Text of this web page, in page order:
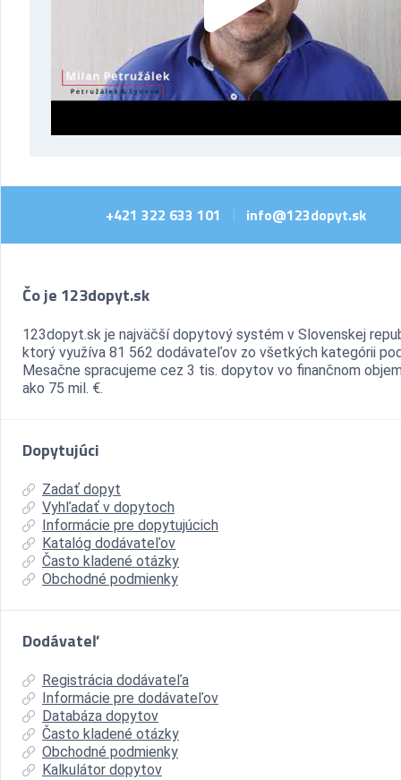
+421 322 633 101 info@123dopyt.sk
Čo je 123dopyt.sk
123dopyt.sk je najväčší dopytový systém v Slovenskej
ktorý využíva 81 562 dodávateľov zo všetkých kategórii
Mesačne spracujeme cez 3 tis. dopytov vo finančnom
ako 75 mil. €.
Dopytujúci
Zadať dopyt
Vyhľadať v dopytoch
Informácie pre dopytujúcich
Katalóg dodávateľov
Často kladené otázky
Obchodné podmienky
Dodávateľ
Registrácia dodávateľa
Informácie pre dodávateľov
Databáza dopytov
Často kladené otázky
Obchodné podmienky
Kalkulátor dopytov